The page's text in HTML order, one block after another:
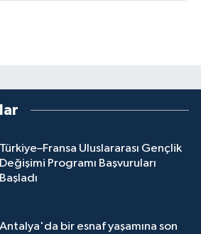
Türkiye–Fransa Uluslararası Gençlik
Değişimi Programı Başvuruları
Başladı
Antalya'da bir esnaf yaşamına son